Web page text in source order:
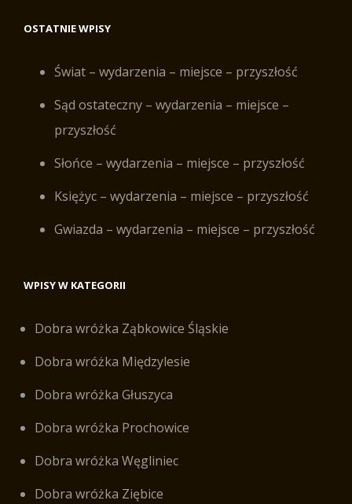
OSTATNIE WPISY
Świat – wydarzenia – miejsce – przyszłość
Sąd ostateczny – wydarzenia – miejsce –
przyszłość
Słońce – wydarzenia – miejsce – przyszłość
Księżyc – wydarzenia – miejsce – przyszłość
Gwiazda – wydarzenia – miejsce – przyszłość
WPISY W KATEGORII
Dobra wróżka Ząbkowice Śląskie
Dobra wróżka Międzylesie
Dobra wróżka Głuszyca
Dobra wróżka Prochowice
Dobra wróżka Węgliniec
Dobra wróżka Ziębice